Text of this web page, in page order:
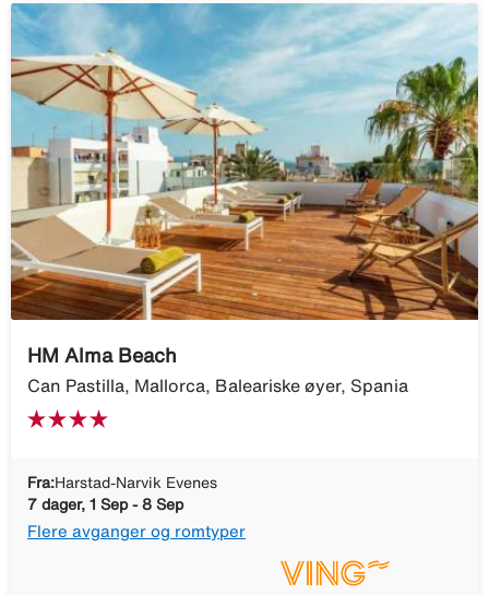
HM Alma Beach
Can Pastilla, Mallorca, Baleariske øyer, Spania
Fra:Harstad-Narvik Evenes
7 dager, 1 Sep - 8 Sep
Flere avganger og romtyper